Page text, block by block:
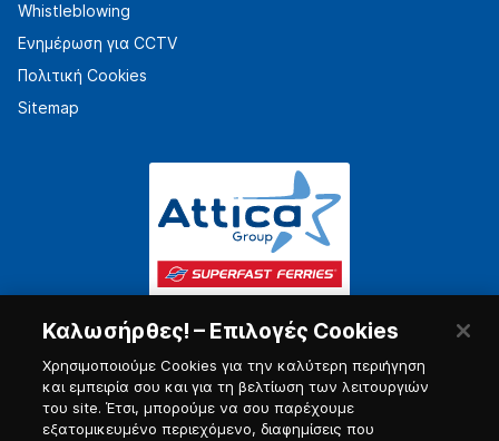
Whistleblowing
Ενημέρωση για CCTV
Πολιτική Cookies
Sitemap
Καλωσήρθες! – Επιλογές Cookies
Χρησιμοποιούμε Cookies για την καλύτερη περιήγηση
και εμπειρία σου και για τη βελτίωση των λειτουργιών
του site. Έτσι, μπορούμε να σου παρέχουμε
εξατομικευμένο περιεχόμενο, διαφημίσεις που